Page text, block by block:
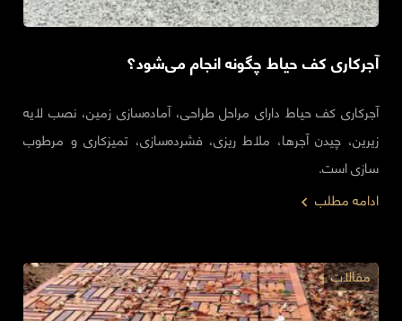
آجرکاری کف حیاط چگونه انجام می‌شود؟
آجرکاری کف حیاط دارای مراحل طراحی، آماده‌سازی زمین، نصب لایه
زیرین، چیدن آجرها، ملاط ریزی، فشرده‌سازی، تمیزکاری و مرطوب
سازی است.
ادامه مطلب
مقالات